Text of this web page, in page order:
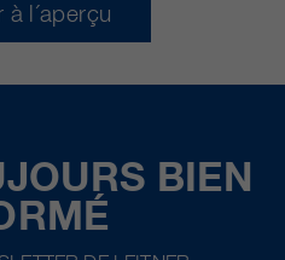
à l´aperçu
BIEN